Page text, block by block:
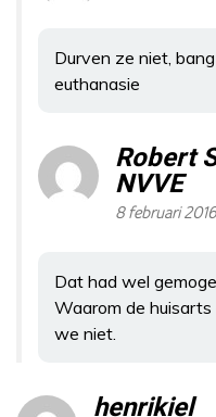
Durven ze niet,
euthanasie
Robert
NVVE
8 februari
Dat had wel
Waarom de
we niet.
henrikiel